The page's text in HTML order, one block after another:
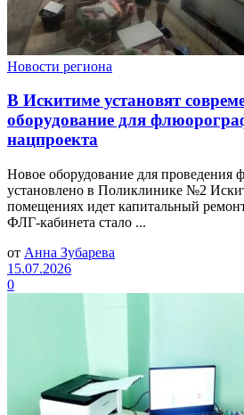
Новости региона
В Искитиме установят
оборудование для
нацпроекта
Новое оборудование для проведения
установлено в Поликлинике №2
помещениях идет капитальный
ФЛГ-кабинета стало ...
от Анна Зубарева
15.07.2026
0